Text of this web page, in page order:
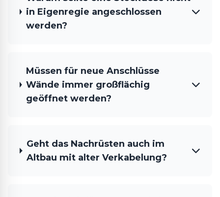
in Eigenregie angeschlossen
werden?
Müssen für neue Anschlüsse
Wände immer großflächig
geöffnet werden?
Geht das Nachrüsten auch im
Altbau mit alter Verkabelung?